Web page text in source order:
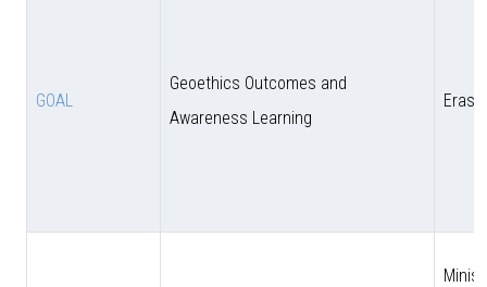
GOAL
Geoethics Outcomes and
Awareness Learning